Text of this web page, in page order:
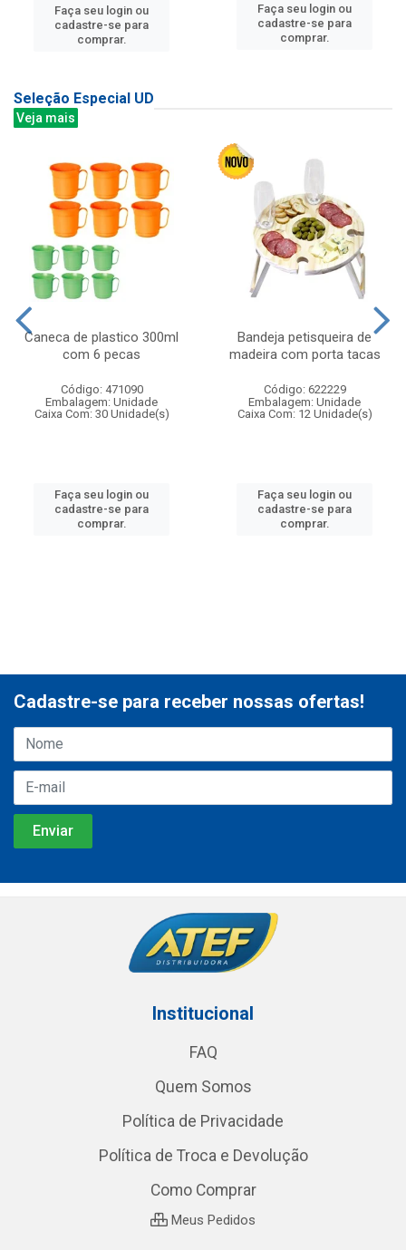
Faça seu login ou
cadastre-se para
comprar.
Faça seu login ou
cadastre-se para
comprar.
Seleção Especial UD
Veja mais
Caneca de plastico 300ml
com 6 pecas
Código: 471090
Embalagem: Unidade
Caixa Com: 30 Unidade(s)
Faça seu login ou
cadastre-se para
comprar.
Bandeja petisqueira de
madeira com porta tacas
Código: 622229
Embalagem: Unidade
Caixa Com: 12 Unidade(s)
Faça seu login ou
cadastre-se para
comprar.
Cadastre-se para receber nossas ofertas!
Institucional
FAQ
Quem Somos
Política de Privacidade
Política de Troca e Devolução
Como Comprar
Meus Pedidos